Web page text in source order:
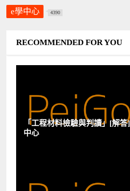
e學中心 4390
RECOMMENDED FOR YOU
「工程材料檢驗與判讀」[解
中心